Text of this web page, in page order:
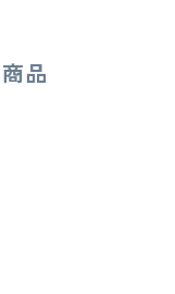
品